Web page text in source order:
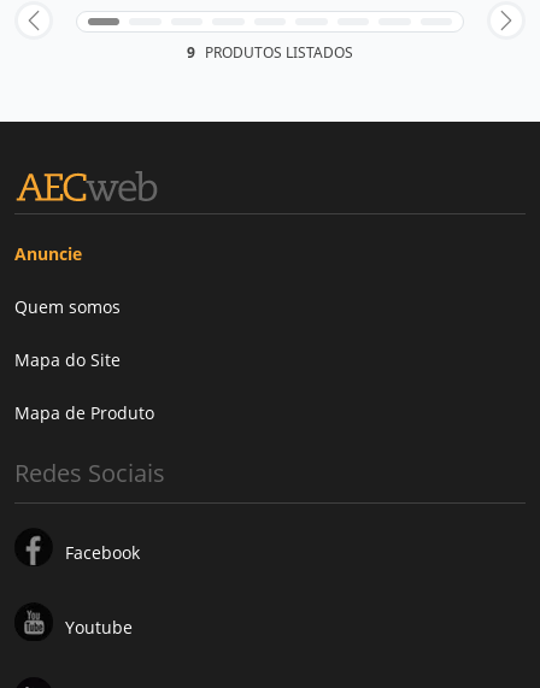
9 PRODUTOS LISTADOS
Anuncie
Quem somos
Mapa do Site
Mapa de Produto
Redes Sociais
Facebook
Youtube